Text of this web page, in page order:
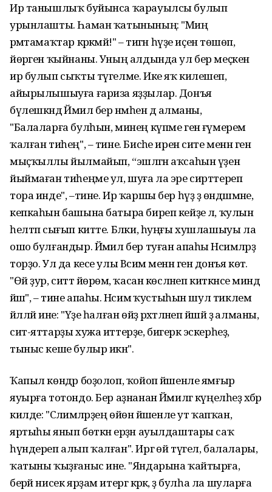
Ир танышлыҡ буйынса ҡарауылсы булып
урынлашты. Һаман ҡатынының: "Миңә
әрәмтамаҡтар кәрәкмәй!" – тигән һүҙе иҫенә төшөп,
йөрәген ҡыйнаны. Уның алдында ул бер меҫкен
ир булып сыҡты түгелме. Ике яҡ килешеп,
айырылышыуға ғариза яҙҙылар. Донъя
бүлешкәндә Йәмил бер нәмәһен дә алманы,
"Балаларға булһын, минең күпме генә ғүмерем
ҡалған тиһең", – тине. Бисәһе ирен сите менән генә
мыҫҡыллы йылмайып, “эшләгән аҡсаһын үҙенә
йыймаған тиһеңме ул, шуға ла эре сирттереп
тора инде", –тине. Ир ҡаршы бер һүҙ ҙә өндәшмәне,
кепкаһын башына батыра биреп кейҙе лә, ҡулын
һелтәп сығып китте. Бәлки, һуңғы хушлашыуы ла
ошо булғандыр. Йәмил бер туған апаһы Нәсимәләрҙә
торҙо. Ул да кесе улы Вәсим менән генә донъя көтә.
"Өй ҙур, ситтә йөрөмә, ҡасан көсләнеп киткәнсе миндә
йәшә", – тине апаһы. Нәсимә ҡустыһын шул тиклем
йәлләй ине: "Үҙе һалған өйҙә рәхәтләнеп йәшәй ҙә алманы,
сит-яттарҙы хужа иттерҙе, бигерәк эскерһеҙ,
тыныс кеше булыр икән".
Ҡапыл көндәр боҙолоп, ҡойоп йәшенле ямғыр
яуырға тотондо. Бер аҙнанан Йәмилгә күңелһеҙ хәбәр
килде: "Сәлимәләрҙең өйөнә йәшенле ут ҡапҡан,
яртыһы янып бөткән ерҙән ауылдаштары саҡ
һүндереп алып ҡалған". Иргә өй түгел, балалары,
ҡатыны ҡыҙғаныс ине. "Яндарына ҡайтырға,
берәй нисек ярҙам итергә кәрәк, әҙ булһа ла шуларға